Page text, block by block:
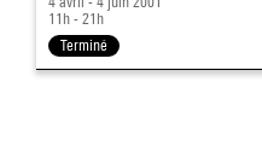
11h - 21h
Terminé